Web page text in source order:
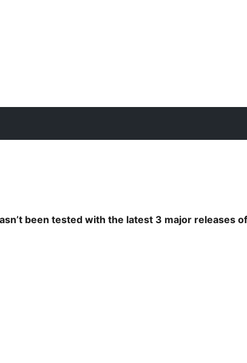
been tested with the latest 3 major releases